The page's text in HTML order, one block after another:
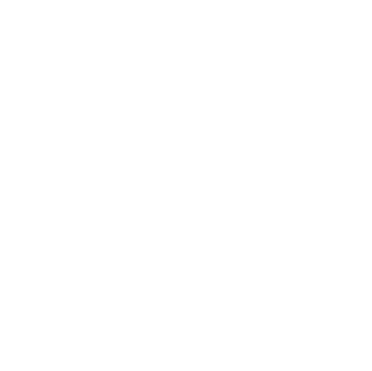
に合わせて、コースの提案・提供しております！『ど
ー曳舟店〈営業時間&gt;10時～21時&lt;住所&gt;東京